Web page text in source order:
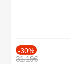
-30%
31.19€